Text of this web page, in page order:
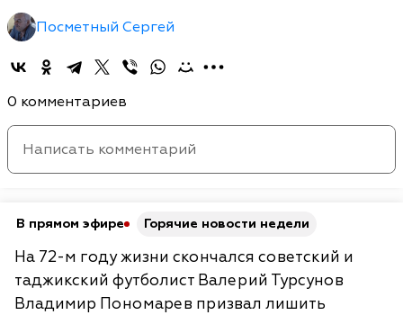
Посметный Сергей
0 комментариев
В прямом эфире Горячие новости недели
На 72-м году жизни скончался советский и
таджикский футболист Валерий Турсунов
Владимир Пономарев призвал лишить